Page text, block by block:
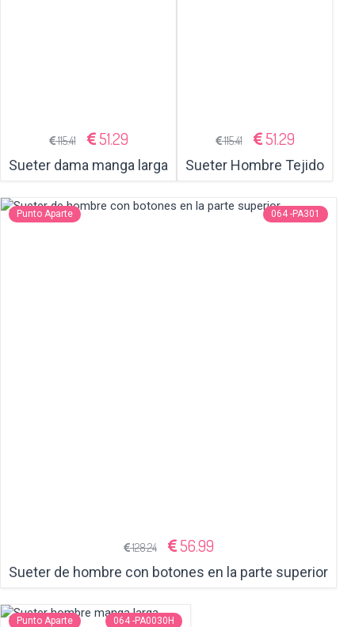
115.41 51.29
Sueter dama manga larga
115.41 51.29
Sueter Hombre Tejido
Punto Aparte 064 -PA301
128.24 56.99
Sueter de hombre con botones en la parte superior
Punto Aparte 064 -PA0030H